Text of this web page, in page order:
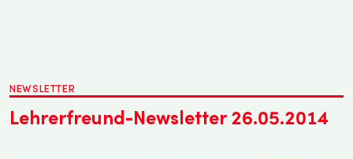
NEWSLETTER
Lehrerfreund-Newsletter 26.05.2014